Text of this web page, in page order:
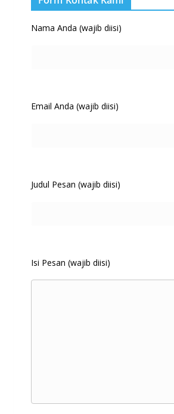
Nama Anda (wajib diisi)
Email Anda (wajib diisi)
Judul Pesan (wajib diisi)
Isi Pesan (wajib diisi)